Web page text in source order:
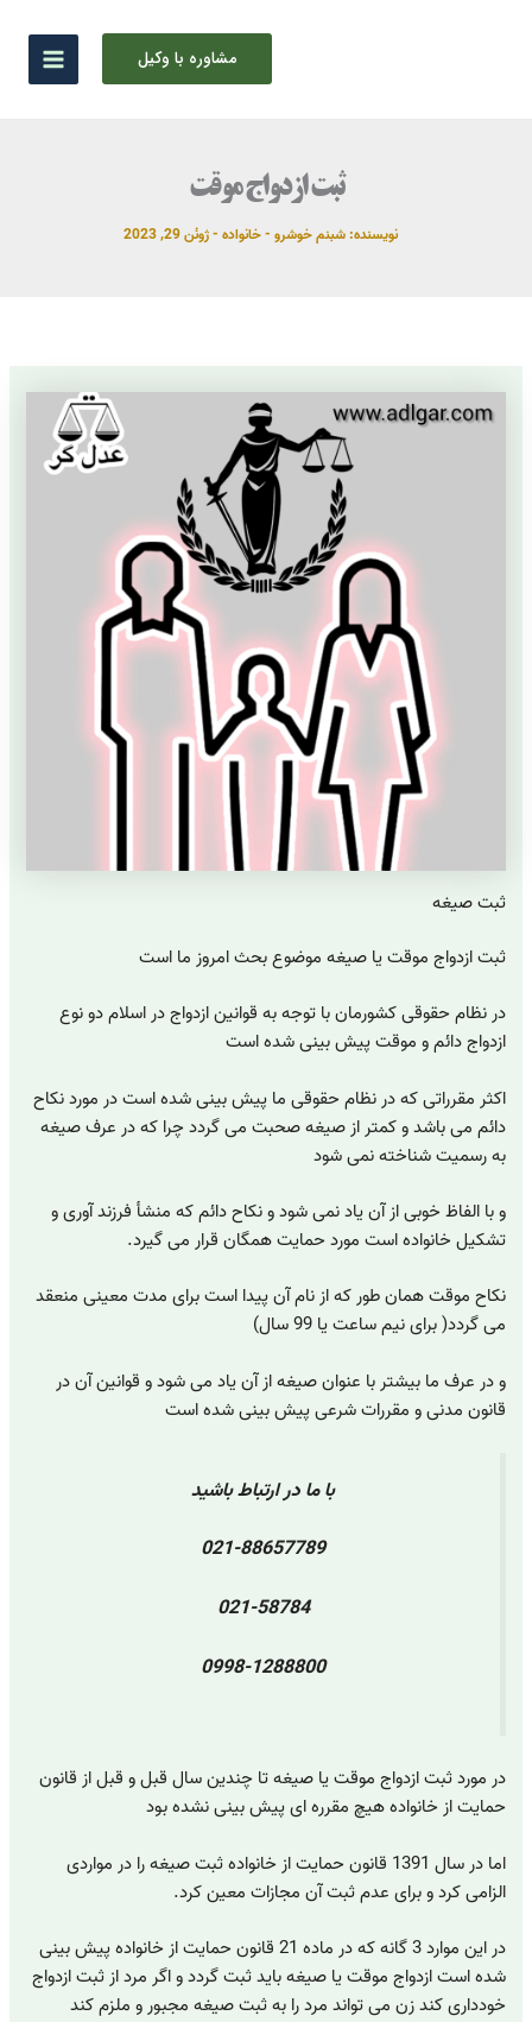
مشاوره با وکیل
ثبت ازدواج موقت
نویسنده: شبنم خوشرو -خانواده -ژوئن 29, 2023
ثبت صیغه
ثبت ازدواج موقت یا صیغه موضوع بحث امروز ما است
در نظام حقوقی کشورمان با توجه به قوانین ازدواج در اسلام دو نوع
ازدواج دائم و موقت پیش بینی شده است
اکثر مقرراتی که در نظام حقوقی ما پیش بینی شده است در مورد نکاح
دائم می باشد و کمتر از صیغه صحبت می گردد چرا که در عرف صیغه
به رسمیت شناخته نمی شود
و با الفاظ خوبی از آن یاد نمی شود و نکاح دائم که منشأ فرزند آوری و
تشکیل خانواده است مورد حمایت همگان قرار می گیرد.
نکاح موقت همان طور که از نام آن پیدا است برای مدت معینی منعقد
می گردد( برای نیم ساعت یا 99 سال)
و در عرف ما بیشتر با عنوان صیغه از آن یاد می شود و قوانین آن در
قانون مدنی و مقررات شرعی پیش بینی شده است
با ما در ارتباط باشید
021-88657789
021-58784
0998-1288800
در مورد ثبت ازدواج موقت یا صیغه تا چندین سال قبل و قبل از قانون
حمایت از خانواده هیچ مقرره ای پیش بینی نشده بود
اما در سال 1391 قانون حمایت از خانواده ثبت صیغه را در مواردی
الزامی کرد و برای عدم ثبت آن مجازات معین کرد.
در این موارد 3 گانه که در ماده 21 قانون حمایت از خانواده پیش بینی
شده است ازدواج موقت یا صیغه باید ثبت گردد و اگر مرد از ثبت ازدواج
خودداری کند زن می تواند مرد را به ثبت صیغه مجبور و ملزم کند